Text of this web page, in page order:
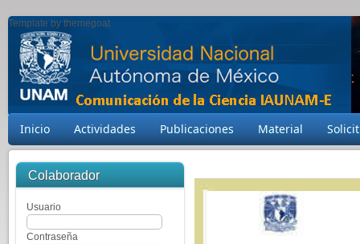
Template by themegoat
Inicio Actividades Publicaciones Material
Colaborador
Usuario
Contraseña